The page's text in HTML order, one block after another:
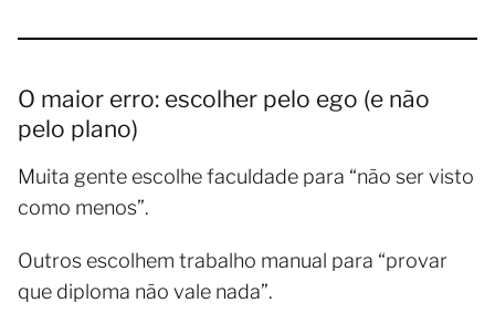
O maior erro: escolher pelo ego (e não
pelo plano)
Muita gente escolhe faculdade para “não ser visto
como menos”.
Outros escolhem trabalho manual para “provar
que diploma não vale nada”.